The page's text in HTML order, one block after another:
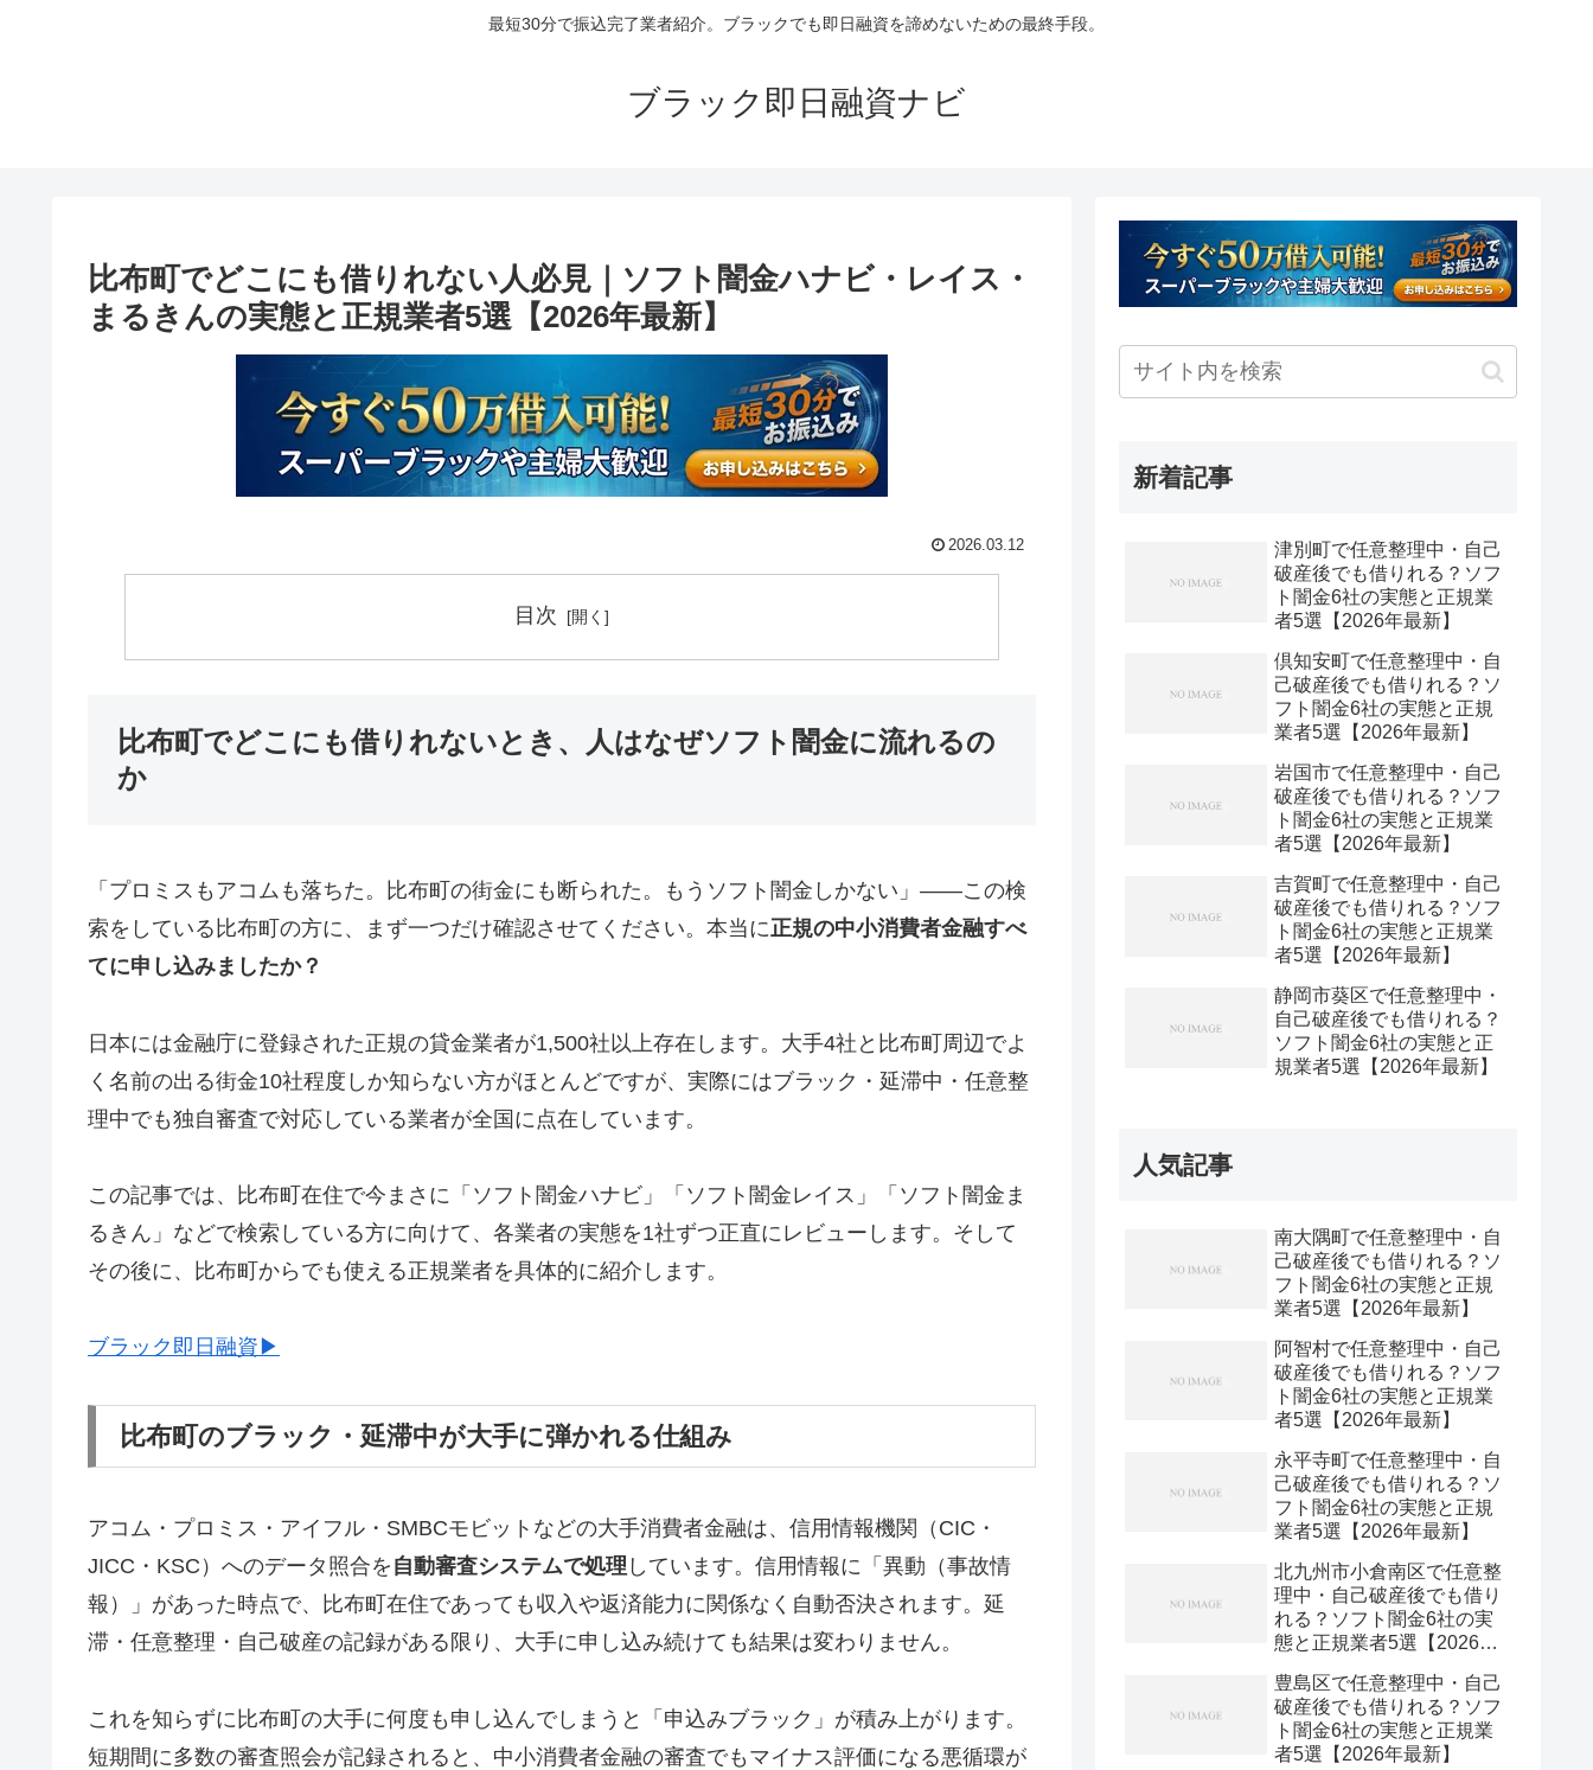
最短30分で振込完了業者紹介。ブラックでも即日融資を諦めないための最終手段。
ブラック即日融資ナビ
比布町でどこにも借りれない人必見｜ソフト闇金ハナビ・レイス・
まるきんの実態と正規業者5選【2026年最新】
2026.03.12
目次
比布町でどこにも借りれないとき、人はなぜソフト闇金に流れるの
か
「プロミスもアコムも落ちた。比布町の街金にも断られた。もうソフト闇金しかない」——この検
索をしている比布町の方に、まず一つだけ確認させてください。本当に正規の中小消費者金融すべ
てに申し込みましたか？
日本には金融庁に登録された正規の貸金業者が1,500社以上存在します。大手4社と比布町周辺でよ
く名前の出る街金10社程度しか知らない方がほとんどですが、実際にはブラック・延滞中・任意整
理中でも独自審査で対応している業者が全国に点在しています。
この記事では、比布町在住で今まさに「ソフト闇金ハナビ」「ソフト闇金レイス」「ソフト闇金ま
るきん」などで検索している方に向けて、各業者の実態を1社ずつ正直にレビューします。そして
その後に、比布町からでも使える正規業者を具体的に紹介します。
ブラック即日融資▶
比布町のブラック・延滞中が大手に弾かれる仕組み
アコム・プロミス・アイフル・SMBCモビットなどの大手消費者金融は、信用情報機関（CIC・
JICC・KSC）へのデータ照合を 自動審査システムで処理 しています。信用情報に「異動（事故情
報）」があった時点で、比布町在住であっても収入や返済能力に関係なく自動否決されます。延
滞・任意整理・自己破産の記録がある限り、大手に申し込み続けても結果は変わりません。
これを知らずに比布町の大手に何度も申し込んでしまうと「申込みブラック」が積み上がります。
短期間に多数の審査照会が記録されると、中小消費者金融の審査でもマイナス評価になる悪循環が
新着記事
津別町で任意整理中・自己
破産後でも借りれる？ソフ
ト闇金6社の実態と正規業
者5選【2026年最新】
倶知安町で任意整理中・自
己破産後でも借りれる？ソ
フト闇金6社の実態と正規
業者5選【2026年最新】
岩国市で任意整理中・自己
破産後でも借りれる？ソフ
ト闇金6社の実態と正規業
者5選【2026年最新】
吉賀町で任意整理中・自己
破産後でも借りれる？ソフ
ト闇金6社の実態と正規業
者5選【2026年最新】
静岡市葵区で任意整理中・
自己破産後でも借りれる？
ソフト闇金6社の実態と正
規業者5選【2026年最新】
人気記事
南大隅町で任意整理中・自
己破産後でも借りれる？ソ
フト闇金6社の実態と正規
業者5選【2026年最新】
阿智村で任意整理中・自己
破産後でも借りれる？ソフ
ト闇金6社の実態と正規業
者5選【2026年最新】
永平寺町で任意整理中・自
己破産後でも借りれる？ソ
フト闇金6社の実態と正規
業者5選【2026年最新】
北九州市小倉南区で任意整
理中・自己破産後でも借り
れる？ソフト闇金6社の実
態と正規業者5選【2026年
豊島区で任意整理中・自己
破産後でも借りれる？ソフ
ト闇金6社の実態と正規業
者5選【2026年最新】